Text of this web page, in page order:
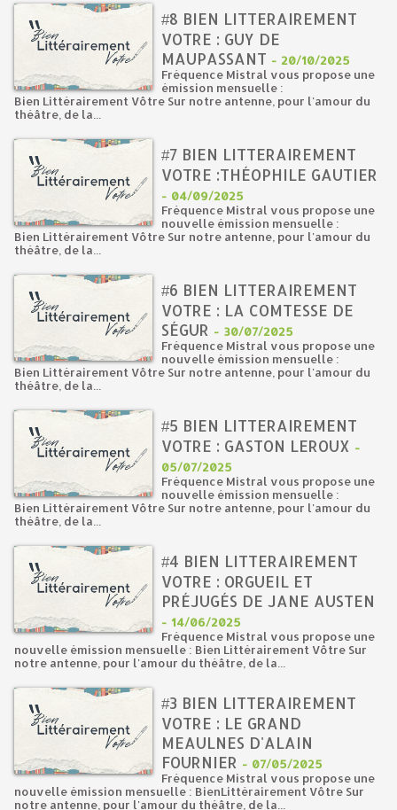
#8 BIEN LITTERAIREMENT
VOTRE : GUY DE
MAUPASSANT - 20/10/2025
Fréquence Mistral vous propose une
émission mensuelle :
Bien Littérairement Vôtre Sur notre antenne, pour l'amour du
théâtre, de la...
#7 BIEN LITTERAIREMENT
VOTRE :THÉOPHILE GAUTIER
- 04/09/2025
Fréquence Mistral vous propose une
nouvelle émission mensuelle :
Bien Littérairement Vôtre Sur notre antenne, pour l'amour du
théâtre, de la...
#6 BIEN LITTERAIREMENT
VOTRE : LA COMTESSE DE
SÉGUR - 30/07/2025
Fréquence Mistral vous propose une
nouvelle émission mensuelle :
Bien Littérairement Vôtre Sur notre antenne, pour l'amour du
théâtre, de la...
#5 BIEN LITTERAIREMENT
VOTRE : GASTON LEROUX -
05/07/2025
Fréquence Mistral vous propose une
nouvelle émission mensuelle :
Bien Littérairement Vôtre Sur notre antenne, pour l'amour du
théâtre, de la...
#4 BIEN LITTERAIREMENT
VOTRE : ORGUEIL ET
PRÉJUGÉS DE JANE AUSTEN
- 14/06/2025
Fréquence Mistral vous propose une
nouvelle émission mensuelle : Bien Littérairement Vôtre Sur
notre antenne, pour l'amour du théâtre, de la...
#3 BIEN LITTERAIREMENT
VOTRE : LE GRAND
MEAULNES D'ALAIN
FOURNIER - 07/05/2025
Fréquence Mistral vous propose une
nouvelle émission mensuelle : BienLittérairement Vôtre Sur
notre antenne, pour l'amour du théâtre, de la...